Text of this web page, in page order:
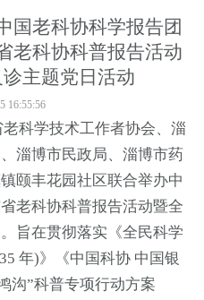
国老科协科学报告团
老科协科普报告活动
主题党日活动
16:55:56
科学技术工作者协会、淄
淄博市民政局、淄博市药
颐丰花园社区联合举办中
老科协科普报告活动暨全
旨在贯彻落实《全民科学
年)》《中国科协 中国银
沟”科普专项行动方案